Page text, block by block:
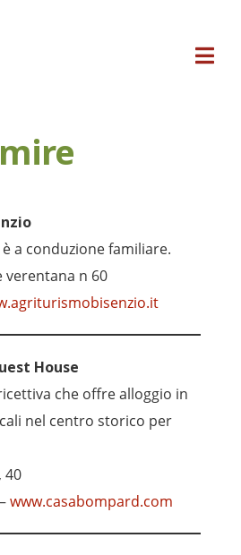
a conduzione familiare.
verentana n 60
House
che offre alloggio in
nel centro storico per
40
www.casabompard.com